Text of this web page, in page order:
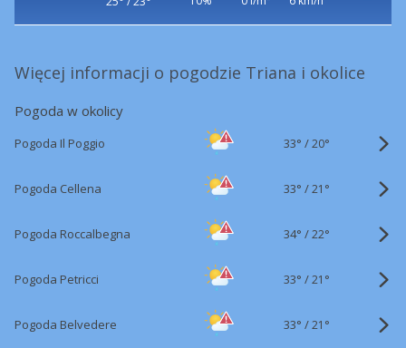
Więcej informacji o pogodzie Triana i okolice
Pogoda w okolicy
Pogoda Il Poggio 33° /20°
Pogoda Cellena 33° /21°
Pogoda Roccalbegna 34° /22°
Pogoda Petricci 33° /21°
Pogoda Belvedere 33° /21°